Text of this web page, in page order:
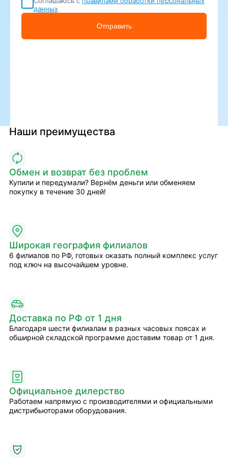
данных
Отправить
Наши преимущества
Обмен и возврат без проблем
Купили и передумали? Вернём деньги или обменяем
покупку в течение 30 дней!
Широкая география филиалов
6 филиалов по РФ, готовых оказать полный комплекс услуг
под ключ на высочайшем уровне.
Доставка по РФ от 1 дня
Благодаря шести филиалам в разных часовых поясах и
обширной складской программе доставим товар от 1 дня.
Официальное дилерство
Работаем напрямую с производителями и официальными
дистрибьюторами оборудования.